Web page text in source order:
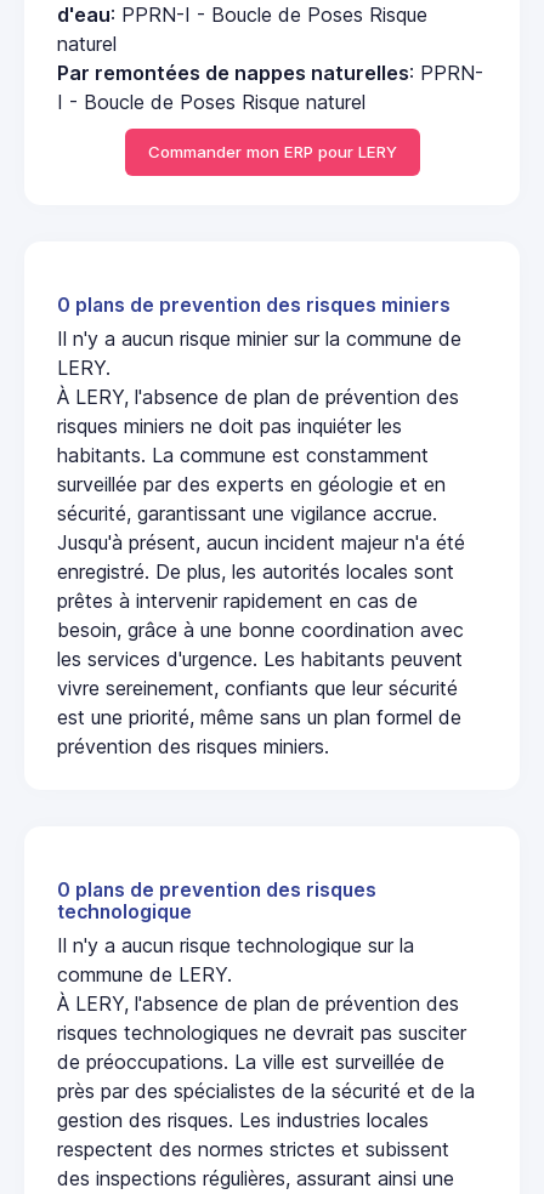
d'eau: PPRN-I - Boucle de Poses Risque
naturel
Par remontées de nappes naturelles: PPRN-
I - Boucle de Poses Risque naturel
Commander mon ERP pour LERY
0 plans de prevention des risques miniers
Il n'y a aucun risque minier sur la commune de
LERY.
À LERY, l'absence de plan de prévention des
risques miniers ne doit pas inquiéter les
habitants. La commune est constamment
surveillée par des experts en géologie et en
sécurité, garantissant une vigilance accrue.
Jusqu'à présent, aucun incident majeur n'a été
enregistré. De plus, les autorités locales sont
prêtes à intervenir rapidement en cas de
besoin, grâce à une bonne coordination avec
les services d'urgence. Les habitants peuvent
vivre sereinement, confiants que leur sécurité
est une priorité, même sans un plan formel de
prévention des risques miniers.
0 plans de prevention des risques
technologique
Il n'y a aucun risque technologique sur la
commune de LERY.
À LERY, l'absence de plan de prévention des
risques technologiques ne devrait pas susciter
de préoccupations. La ville est surveillée de
près par des spécialistes de la sécurité et de la
gestion des risques. Les industries locales
respectent des normes strictes et subissent
des inspections régulières, assurant ainsi une